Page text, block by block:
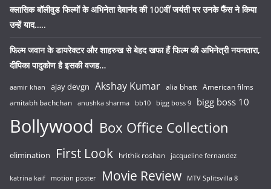
क्लासिक बॉलीवुड फिल्मों के अभिनेता देवानंद की 100वीं जयंती पर उनके फैंस ने किया
उन्हें याद…..
फिल्म जवान के डायरेक्टर और शाहरुख से बेहद खफा हैं फिल्म की अभिनेत्री नयनतारा,
दीपिका पादुकोण है इसकी वजह…
aamir khan ajay devgn Akshay Kumar alia bhatt American films
amitabh bachchan anushka sharma bb10 bigg boss 9 bigg boss 10
Bollywood Box Office Collection
elimination First Look hrithik roshan jacqueline fernandez
katrina kaif motion poster Movie Review MTV Splitsvilla 8